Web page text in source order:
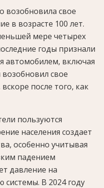
возобновила свое
в возрасте 100 лет.
мере четырех
годы признали
автомобилем, включая
свое
после того, как
пользуются
населения создает
особенно учитывая
падением
давление на
В 2024 году